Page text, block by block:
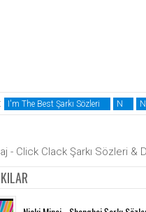
I'm The Best Şarkı Sözleri N
- Click Clack Şarkı Sözleri &